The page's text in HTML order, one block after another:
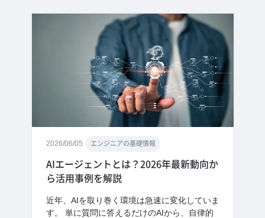
2026/06/05 エンジニアの基礎情報
AIエージェントとは？2026年最新動向か
ら活用事例を解説
近年、AIを取り巻く環境は急速に変化していま
す。 単に質問に答えるだけのAIから、自律的